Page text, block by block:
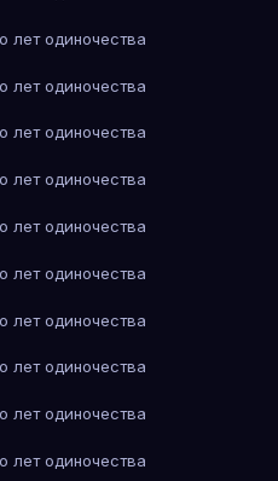
лет одиночества
лет одиночества
лет одиночества
лет одиночества
лет одиночества
лет одиночества
лет одиночества
лет одиночества
лет одиночества
лет одиночества